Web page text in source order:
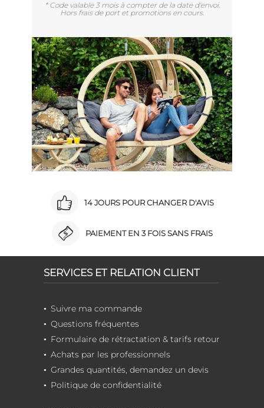
* Code valable 3 mois à compter de la date d'envoi.
Hors frais de port et promotions en cours.
14 JOURS POUR CHANGER D'AVIS
PAIEMENT EN 3 FOIS SANS FRAIS
SERVICES ET RELATION CLIENT
Suivre ma commande
Questions fréquentes
Formulaire de rétractation & tarifs retour
Achats par les professionnels
Grandes quantités, demandez un devis
Politique de confidentialité